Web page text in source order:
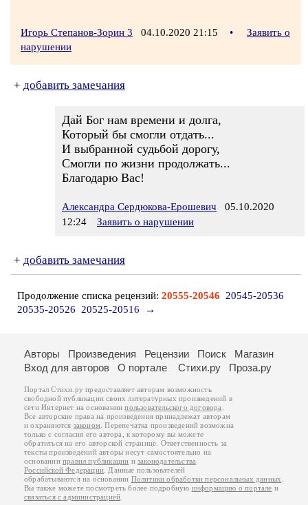
Игорь Степанов-Зорин 3 04.10.2020 21:15 •
Заявить о
нарушении
+ добавить замечания
Дай Бог нам времени и долга,
Который бы смогли отдать...
И выбранной судьбой дорогу,
Смогли по жизни продолжать...
Благодарю Вас!
Александра Сердюкова-Ерошевич 05.10.2020
12:24
Заявить о нарушении
+ добавить замечания
Продолжение списка рецензий: 20555-20546
20545-20536
20535-20526
20525-20516 →
Авторы Произведения Рецензии Поиск
Магазин
Вход для авторов
О портале Стихи.ру Проза.ру
Портал Стихи.ру предоставляет авторам возможность
свободной публикации своих литературных произведений в
сети Интернет на основаниипользовательского договора
Все авторские права на произведения принадлежат авторам
и охраняются законом . Перепечатка произведений возможна
только с согласия его автора, к которому вы можете
обратиться на его авторской странице. Ответственность за
тексты произведений авторы несут самостоятельно на
основанииправил публикации изаконодательства
Российской Федерации . Данные пользователей
обрабатываются на основании Политики обработки персональных данных
Вы также можете посмотреть более подробную информацию о портале и
связаться с администрацией